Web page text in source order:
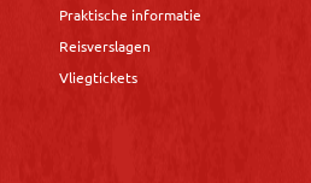
Praktische informatie
Reisverslagen
Vliegtickets